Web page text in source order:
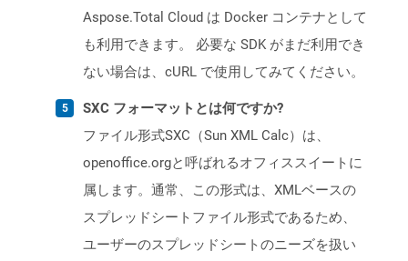
Aspose.Total Cloud は Docker コンテナとして
も利用できます。 必要な SDK がまだ利用でき
ない場合は、cURL で使用してみてください。
SXC フォーマットとは何ですか?
ファイル形式SXC（Sun XML Calc）は、
openoffice.orgと呼ばれるオフィススイートに
属します。通常、この形式は、XMLベースの
スプレッドシートファイル形式であるため、
ユーザーのスプレッドシートのニーズを扱い